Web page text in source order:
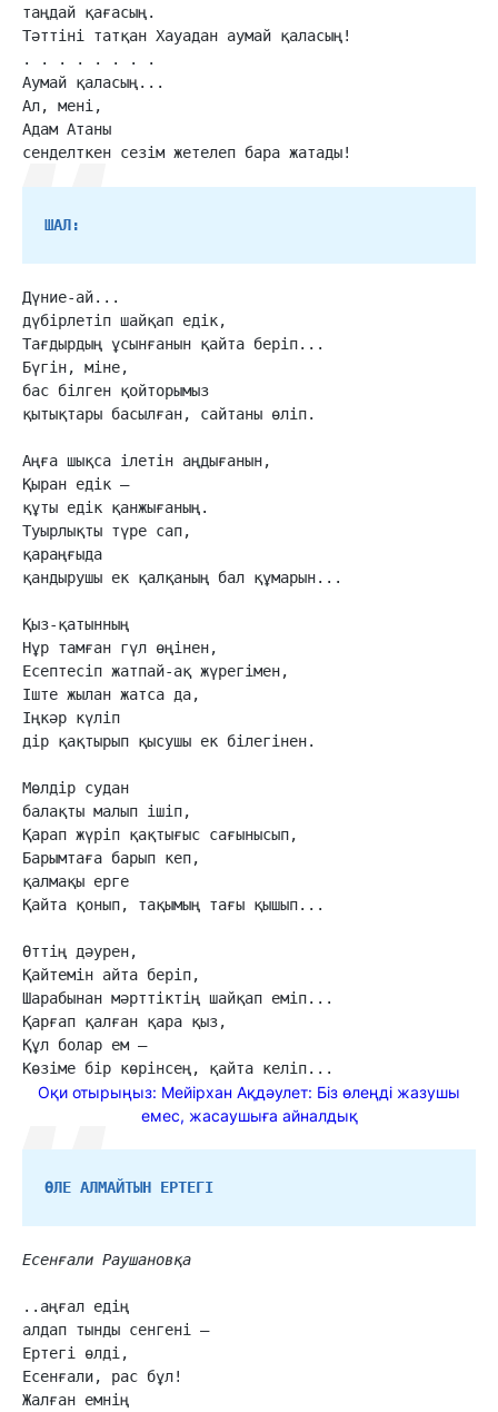
таңдай қағасың.
Тәттіні татқан Хауадан аумай қаласың!
. . . . . . . .
Аумай қаласың...
Ал, мені,
Адам Атаны
сенделткен сезім жетелеп бара жатады!
ШАЛ:
Дүние-ай...
дүбірлетіп шайқап едік,
Тағдырдың ұсынғанын қайта беріп...
Бүгін, міне,
бас білген қойторымыз
қытықтары басылған, сайтаны өліп.
Аңға шықса ілетін аңдығанын,
Қыран едік —
құты едік қанжығаның.
Туырлықты түре сап,
қараңғыда
қандырушы ек қалқаның бал құмарын...
Қыз-қатынның
Нұр тамған гүл өңінен,
Есептесіп жатпай-ақ жүрегімен,
Іште жылан жатса да,
Іңкәр күліп
дір қақтырып қысушы ек білегінен.
Мөлдір судан
балақты малып ішіп,
Қарап жүріп қақтығыс сағынысып,
Барымтаға барып кеп,
қалмақы ерге
Қайта қонып, тақымың тағы қышып...
Өттің дәурен,
Қайтемін айта беріп,
Шарабынан мәрттіктің шайқап еміп...
Қарғап қалған қара қыз,
Құл болар ем —
Көзіме бір көрінсең, қайта келіп...
Оқи отырыңыз: Мейірхан Ақдәулет: Біз өлеңді жазушы
емес, жасаушыға айналдық
ӨЛЕ АЛМАЙТЫН ЕРТЕГІ
Есенғали Раушановқа
..аңғал едің
алдап тынды сенгені –
Ертегі өлді,
Есенғали, рас бұл!
Жалған емнің